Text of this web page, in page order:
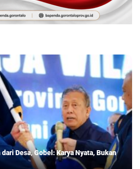
Desa, Gobel: Karya Nyata, Bukan